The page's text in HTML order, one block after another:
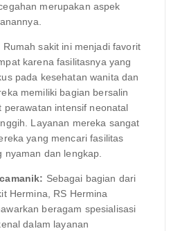
merupakan aspek
Rumah sakit ini menjadi favorit
karena fasilitasnya yang
pada kesehatan wanita dan
memiliki bagian bersalin
perawatan intensif neonatal
Layanan mereka sangat
yang mencari fasilitas
nyaman dan lengkap.
Sebagai bagian dari
Hermina, RS Hermina
beragam spesialisasi
dalam layanan